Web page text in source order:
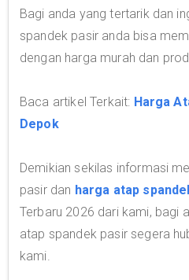
Bagi anda yang tertarik dan
spandek pasir anda bisa
dengan harga murah dan
Baca artikel Terkait: Harga
Depok
Demikian sekilas informasi
pasir dan harga atap
Terbaru 2026 dari kami, bagi
atap spandek pasir segera
kami.